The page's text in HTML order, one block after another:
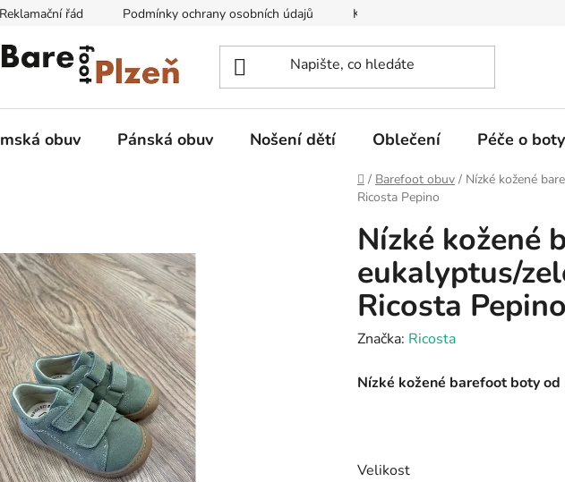
Reklamační řád Podmínky ochrany osobních údajů Kontakty na prodejny
obuv Pánská obuv Nošení dětí Oblečení Péče o boty
Domů
/ Barefoot obuv / Nízké kožené
Ricosta Pepino
Nízké kožené
eukalyptus/
Ricosta Pepino
Značka: Ricosta
Nízké kožené barefoot boty
Velikost